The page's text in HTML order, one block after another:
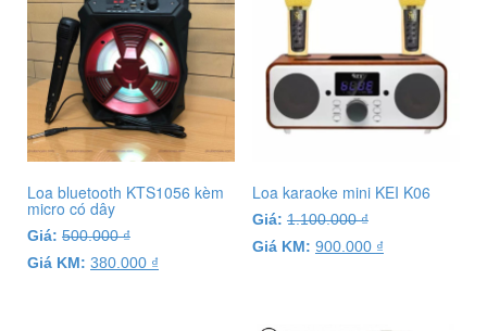
Loa bluetooth KTS1056 kèm
micro có dây
Giá: 500.000₫
Giá KM: 380.000 ₫
Loa karaoke mini KEI K06
Giá: 1.100.000₫
Giá KM: 900.000 ₫